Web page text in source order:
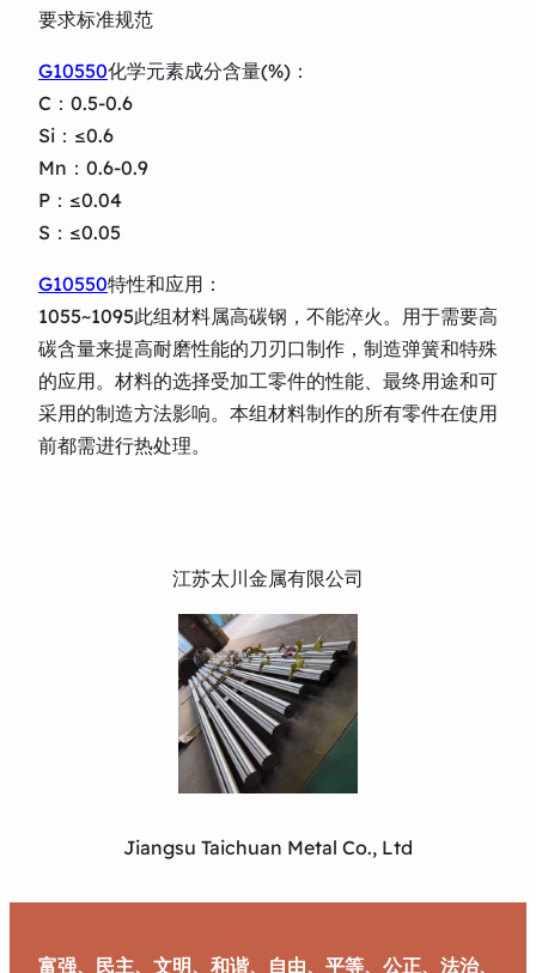
要求标准规范
G10550化学元素成分含量(%)：
C：0.5-0.6
Si：≤0.6
Mn：0.6-0.9
P：≤0.04
S：≤0.05
G10550特性和应用：
1055~1095此组材料属高碳钢，不能淬火。用于需要高
碳含量来提高耐磨性能的刀刃口制作，制造弹簧和特殊
的应用。材料的选择受加工零件的性能、最终用途和可
采用的制造方法影响。本组材料制作的所有零件在使用
前都需进行热处理。
江苏太川金属有限公司
Jiangsu Taichuan Metal Co., Ltd
富强、民主、文明、和谐、自由、平等、公正、法治、